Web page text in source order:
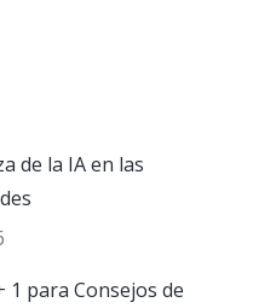
de la IA en las
1 para Consejos de